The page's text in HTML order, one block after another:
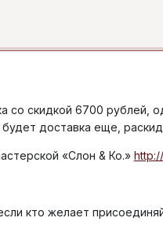
со скидкой 6700 рублей,
доставка еще,
«Слон & Ко.»
кто желает